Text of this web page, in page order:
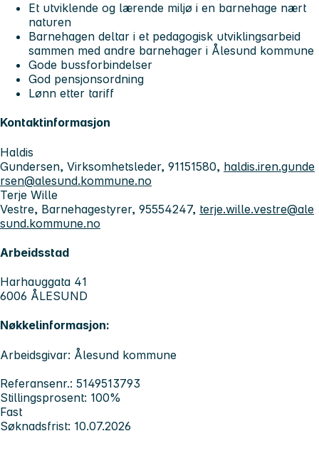
Et utviklende og lærende miljø i en barnehage nært
naturen
Barnehagen deltar i et pedagogisk utviklingsarbeid
sammen med andre barnehager i Ålesund kommune
Gode bussforbindelser
God pensjonsordning
Lønn etter tariff
Kontaktinformasjon
Haldis
Gundersen, Virksomhetsleder, 91151580, haldis.iren.gunde
rsen@alesund.kommune.no
Terje Wille
Vestre, Barnehagestyrer, 95554247, terje.wille.vestre@ale
sund.kommune.no
Arbeidsstad
Harhauggata 41
6006 ÅLESUND
Nøkkelinformasjon:
Arbeidsgivar: Ålesund kommune
Referansenr.: 5149513793
Stillingsprosent: 100%
Fast
Søknadsfrist: 10.07.2026